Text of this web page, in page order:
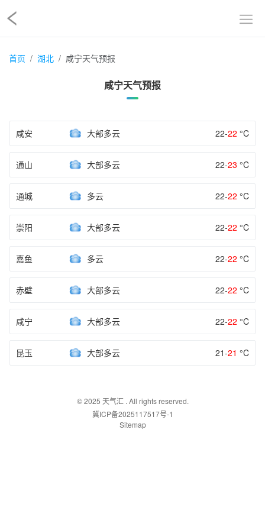
首页 湖北 咸宁天气预报
咸宁天气预报
咸安 大部多云 22-22 °C
通山 大部多云 22-23 °C
通城 多云 22-22 °C
崇阳 大部多云 22-22 °C
嘉鱼 多云 22-22 °C
赤壁 大部多云 22-22 °C
咸宁 大部多云 22-22 °C
昆玉 大部多云 21-21 °C
© 2025 天气汇. All rights reserved.
冀ICP备2025117517号-1
Sitemap